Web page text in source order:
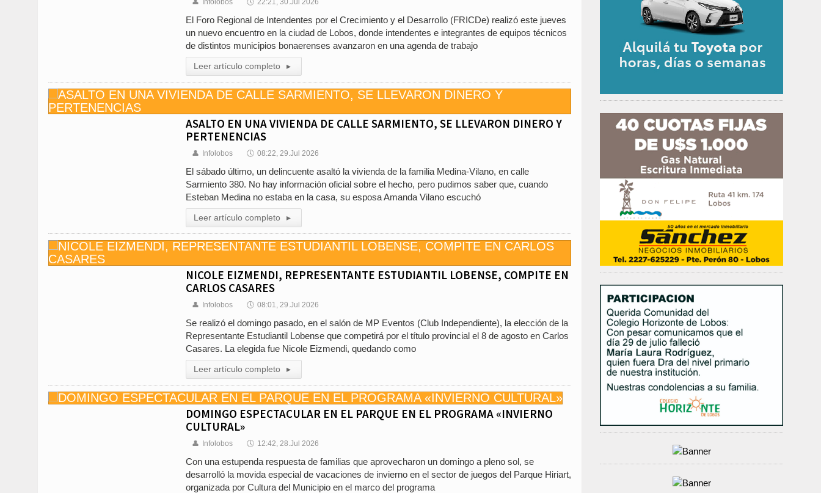
👤 Infolobos 🕔 22:21, 30.Jul 2026
El Foro Regional de Intendentes por el Crecimiento y el Desarrollo (FRICDe) realizó este jueves
un nuevo encuentro en la ciudad de Lobos, donde intendentes e integrantes de equipos técnicos
de distintos municipios bonaerenses avanzaron en una agenda de trabajo
Leer artículo completo ▸
ASALTO EN UNA VIVIENDA DE CALLE SARMIENTO, SE LLEVARON DINERO Y
PERTENENCIAS
👤 Infolobos 🕔 08:22, 29.Jul 2026
El sábado último, un delincuente asaltó la vivienda de la familia Medina-Vilano, en calle
Sarmiento 380. No hay información oficial sobre el hecho, pero pudimos saber que, cuando
Esteban Medina no estaba en la casa, su esposa Amanda Vilano escuchó
Leer artículo completo ▸
NICOLE EIZMENDI, REPRESENTANTE ESTUDIANTIL LOBENSE, COMPITE EN
CARLOS CASARES
👤 Infolobos 🕔 08:01, 29.Jul 2026
Se realizó el domingo pasado, en el salón de MP Eventos (Club Independiente), la elección de la
Representante Estudiantil Lobense que competirá por el título provincial el 8 de agosto en Carlos
Casares. La elegida fue Nicole Eizmendi, quedando como
Leer artículo completo ▸
DOMINGO ESPECTACULAR EN EL PARQUE EN EL PROGRAMA «INVIERNO
CULTURAL»
👤 Infolobos 🕔 12:42, 28.Jul 2026
Con una estupenda respuesta de familias que aprovecharon un domingo a pleno sol, se
desarrolló la movida especial de vacaciones de invierno en el sector de juegos del Parque Hiriart,
organizada por Cultura del Municipio en el marco del programa